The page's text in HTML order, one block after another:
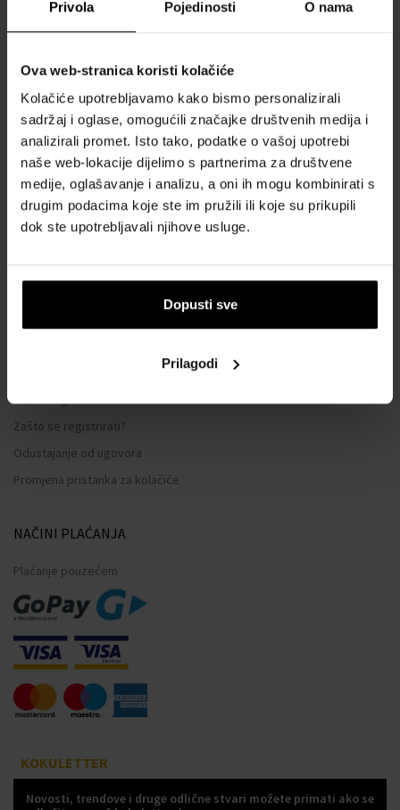
Privola Pojedinosti O nama
Ova web-stranica koristi kolačiće
Kolačiće upotrebljavamo kako bismo personalizirali
sadržaj i oglase, omogućili značajke društvenih medija i
analizirali promet. Isto tako, podatke o vašoj upotrebi
naše web-lokacije dijelimo s partnerima za društvene
medije, oglašavanje i analizu, a oni ih mogu kombinirati s
drugim podacima koje ste im pružili ili koje su prikupili
dok ste upotrebljavali njihove usluge.
Dopusti sve
Prilagodi
OBRAZAC ZA KONTAKT
SVE O KUPNJI
Sustav vjernosti
Opći uvjeti poslovanja
Zaštita privatnosti
OBRAZAC ZA REKLAMACIJU
Način dostave
Kada ću dobiti naručenu robu?
Samo originalna roba
Zašto se registrirati?
Odustajanje od ugovora
Promjena pristanka za kolačiće
NAČINI PLAĆANJA
Plaćanje pouzećem
KOKULETTER
Novosti, trendove i druge odlične stvari možete primati ako se